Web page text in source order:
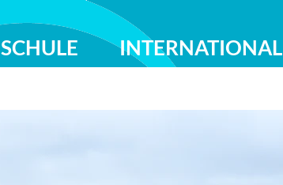
SCHULE INTERNATIONAL